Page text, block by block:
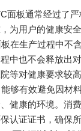
面板通常经过了
为用户的健康安
在生产过程中不
中也不会释放出
等对健康要求较
够有效避免因材
健康的环境。消
认证证书，确保